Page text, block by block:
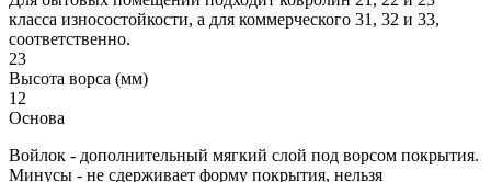
класса износостойкости, а для коммерческого 31, 32 и 33,
соответственно.
23
Высота ворса (мм)
12
Основа
Войлок - дополнительный мягкий слой под ворсом покрытия.
Минусы - не сдерживает форму покрытия, нельзя